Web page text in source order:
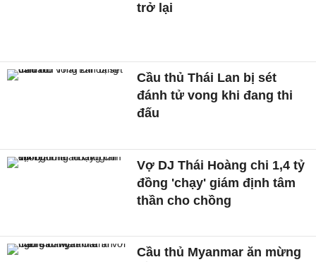
trở lại
Cầu thủ Thái Lan bị sét
đánh tử vong khi đang thi
đấu
Vợ DJ Thái Hoàng chi 1,4 tỷ
đồng 'chạy' giám định tâm
thần cho chồng
Cầu thủ Myanmar ăn mừng